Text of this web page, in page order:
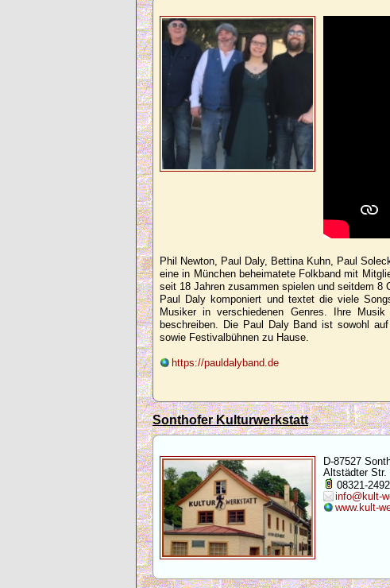
Phil Newton, Paul Daly, Bettina Kuhn, Paul
eine in München beheimatete Folkband mit
seit 18 Jahren zusammen spielen und seitdem 8
Paul Daly komponiert und textet die viele
Musiker in verschiedenen Genres. Ihre
beschreiben. Die Paul Daly Band ist sowohl
sowie Festivalbühnen zu Hause.
https://pauldalyband.de
Sonthofer Kulturwerkstatt
D-87527
Altstädter Str.
08321-2492
info@kult-
www.kult-